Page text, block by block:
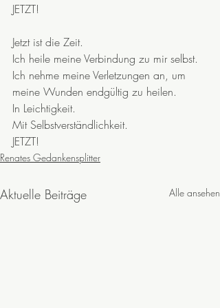
JETZT!
Jetzt ist die Zeit.
Ich heile meine Verbindung zu mir selbst.
Ich nehme meine Verletzungen an, um
meine Wunden endgültig zu heilen.
In Leichtigkeit.
Mit Selbstverständlichkeit.
JETZT!
Renates Gedankensplitter
Aktuelle Beiträge Alle ansehen